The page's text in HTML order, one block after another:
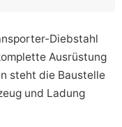
Diebstahl
Ausrüstung
steht die Baustelle
und Ladung